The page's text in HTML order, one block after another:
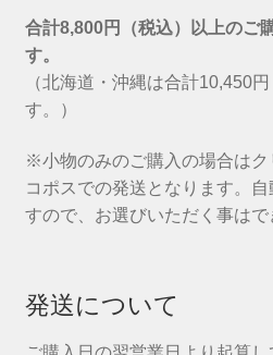
合計8,800円（税込）以上のご
す。
（北海道・沖縄は合計10,450
す。）
※小物のみのご購入の場合は
コポスでの発送となります。
すので、お選びいただく事はで
発送について